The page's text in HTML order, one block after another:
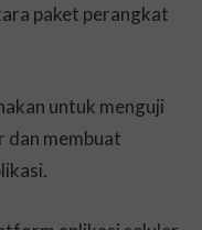
paket perangkat
untuk menguji
dan membuat